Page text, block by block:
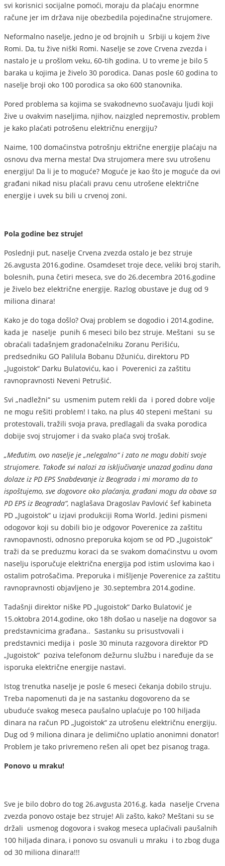
svi korisnici socijalne pomoći, moraju da plaćaju enormne
račune jer im država nije obezbedila pojedinačne strujomere.
Neformalno naselje, jedno je od brojnih u Srbiji u kojem žive
Romi. Da, tu žive niški Romi. Naselje se zove Crvena zvezda i
nastalo je u prošlom veku, 60-tih godina. U to vreme je bilo 5
baraka u kojima je živelo 30 porodica. Danas posle 60 godina to
naselje broji oko 100 porodica sa oko 600 stanovnika.
Pored problema sa kojima se svakodnevno suočavaju ljudi koji
žive u ovakvim naseljima, njihov, naizgled nepremostiv, problem
je kako plaćati potrošenu električnu energiju?
Naime, 100 domaćinstva potrošnju ektrične energije plaćaju na
osnovu dva merna mesta! Dva strujomera mere svu utrošenu
energiju! Da li je to moguće? Moguće je kao što je moguće da ovi
građani nikad nisu plaćali pravu cenu utrošene električne
energije i uvek su bili u crvenoj zoni.
Pola godine bez struje!
Poslednji put, naselje Crvena zvezda ostalo je bez struje
26.avgusta 2016.godine. Osamdeset troje dece, veliki broj starih,
bolesnih, puna četiri meseca, sve do 26.decembra 2016.godine
je živelo bez električne energije. Razlog obustave je dug od 9
miliona dinara!
Kako je do toga došlo? Ovaj problem se dogodio i 2014.godine,
kada je naselje punih 6 meseci bilo bez struje. Meštani su se
obraćali tadašnjem gradonačelniku Zoranu Perišiću,
predsedniku GO Palilula Bobanu Džuniću, direktoru PD
„Jugoistok“ Darku Bulatoviću, kao i Poverenici za zaštitu
ravnopravnosti Neveni Petrušić.
Svi „nadležni“ su usmenim putem rekli da i pored dobre volje
ne mogu rešiti problem! I tako, na plus 40 stepeni meštani su
protestovali, tražili svoja prava, predlagali da svaka porodica
dobije svoj strujomer i da svako plaća svoj trošak.
„Međutim, ovo naselje je „nelegalno“ i zato ne mogu dobiti svoje
strujomere. Takođe svi nalozi za isključivanje unazad godinu dana
dolaze iz PD EPS Snabdevanje iz Beograda i mi moramo da to
ispoštujemo, sve dogovore oko plaćanja, građani mogu da obave sa
PD EPS iz Beograda“, naglašava Dragoslav Pavlović šef kabineta
PD „Jugoistok“ u izjavi produkciji Roma World. Jedini pismeni
odogovor koji su dobili bio je odgovor Poverenice za zaštitu
ravnopavnosti, odnosno preporuka kojom se od PD „Jugoistok“
traži da se preduzmu koraci da se svakom domaćinstvu u ovom
naselju isporučuje električna energija pod istim uslovima kao i
ostalim potrošačima. Preporuka i mišljenje Poverenice za zaštitu
ravnopravnosti objavljeno je 30.septembra 2014.godine.
Tadašnji direktor niške PD „Jugoistok“ Darko Bulatović je
15.oktobra 2014.godine, oko 18h došao u naselje na dogovor sa
predstavnicima građana.. Sastanku su prisustvovali i
predstavnici medija i posle 30 minuta razgovora direktor PD
„Jugoistok“ poziva telefonom dežurnu službu i naređuje da se
isporuka električne energije nastavi.
Istog trenutka naselje je posle 6 meseci čekanja dobilo struju.
Treba napomenuti da je na sastanku dogovoreno da se
ubuduće svakog meseca paušalno uplaćuje po 100 hiljada
dinara na račun PD „Jugoistok“ za utrošenu električnu energiju.
Dug od 9 miliona dinara je delimično uplatio anonimni donator!
Problem je tako privremeno rešen ali opet bez pisanog traga.
Ponovo u mraku!
Sve je bilo dobro do tog 26.avgusta 2016.g. kada naselje Crvena
zvezda ponovo ostaje bez struje! Ali zašto, kako? Meštani su se
držali usmenog dogovora i svakog meseca uplaćivali paušalnih
100 hiljada dinara, i ponovo su osvanuli u mraku i to zbog duga
od 30 miliona dinara!!!